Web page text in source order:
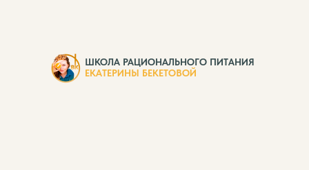
ШКОЛА РАЦИОНАЛЬНОГО ПИТАНИЯ
ЕКАТЕРИНЫ БЕКЕТОВОЙ